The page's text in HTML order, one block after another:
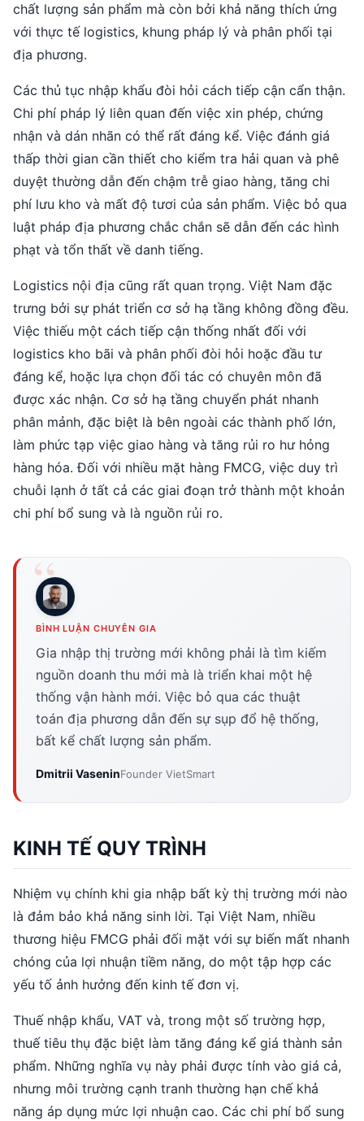
chất lượng sản phẩm mà còn bởi khả năng thích ứng
với thực tế logistics, khung pháp lý và phân phối tại
địa phương.
Các thủ tục nhập khẩu đòi hỏi cách tiếp cận cẩn thận.
Chi phí pháp lý liên quan đến việc xin phép, chứng
nhận và dán nhãn có thể rất đáng kể. Việc đánh giá
thấp thời gian cần thiết cho kiểm tra hải quan và phê
duyệt thường dẫn đến chậm trễ giao hàng, tăng chi
phí lưu kho và mất độ tươi của sản phẩm. Việc bỏ qua
luật pháp địa phương chắc chắn sẽ dẫn đến các hình
phạt và tổn thất về danh tiếng.
Logistics nội địa cũng rất quan trọng. Việt Nam đặc
trưng bởi sự phát triển cơ sở hạ tầng không đồng đều.
Việc thiếu một cách tiếp cận thống nhất đối với
logistics kho bãi và phân phối đòi hỏi hoặc đầu tư
đáng kể, hoặc lựa chọn đối tác có chuyên môn đã
được xác nhận. Cơ sở hạ tầng chuyển phát nhanh
phân mảnh, đặc biệt là bên ngoài các thành phố lớn,
làm phức tạp việc giao hàng và tăng rủi ro hư hỏng
hàng hóa. Đối với nhiều mặt hàng FMCG, việc duy trì
chuỗi lạnh ở tất cả các giai đoạn trở thành một khoản
chi phí bổ sung và là nguồn rủi ro.
BÌNH LUẬN CHUYÊN GIA
Gia nhập thị trường mới không phải là tìm kiếm
nguồn doanh thu mới mà là triển khai một hệ
thống vận hành mới. Việc bỏ qua các thuật
toán địa phương dẫn đến sự sụp đổ hệ thống,
bất kể chất lượng sản phẩm.
Dmitrii VaseninFounder VietSmart
KINH TẾ QUY TRÌNH
Nhiệm vụ chính khi gia nhập bất kỳ thị trường mới nào
là đảm bảo khả năng sinh lời. Tại Việt Nam, nhiều
thương hiệu FMCG phải đối mặt với sự biến mất nhanh
chóng của lợi nhuận tiềm năng, do một tập hợp các
yếu tố ảnh hưởng đến kinh tế đơn vị.
Thuế nhập khẩu, VAT và, trong một số trường hợp,
thuế tiêu thụ đặc biệt làm tăng đáng kể giá thành sản
phẩm. Những nghĩa vụ này phải được tính vào giá cả,
nhưng môi trường cạnh tranh thường hạn chế khả
năng áp dụng mức lợi nhuận cao. Các chi phí bổ sung